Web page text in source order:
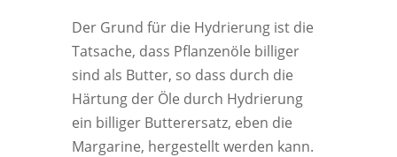
Der Grund für die Hydrierung ist die
Tatsache, dass Pflanzenöle billiger
sind als Butter, so dass durch die
Härtung der Öle durch Hydrierung
ein billiger Butterersatz, eben die
Margarine, hergestellt werden kann.